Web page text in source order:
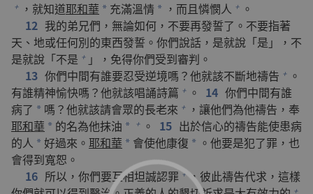
+ ， 就知道耶和華 * 充滿溫情 * ， 而且憐憫人 + 。
12 我的弟兄們 ， 無論如何 ， 不要再發誓了 。 不要指著
天 、 地或任何別的東西發誓 。 你們說話 ， 是就說 「是 」， 不
是就說 「不是 + 」， 免得你們受到審判 。
13 你們中間有誰要忍受逆境嗎 ？他就該不斷地禱告 + 。
有誰精神愉快嗎 ？他就該唱誦詩篇 + 。 14 你們中間有誰
病了 * 嗎 ？他就該請會眾的長老來 + ， 讓他們為他禱告 ， 奉
耶和華 * 的名為他抹油 * + 。 15 出於信心的禱告能使患病
的人 * 好過來 。 耶和華 * 會使他康復 * 。 他要是犯了罪 ， 也
會得到寬恕 。
16 所以 ， 你們要互相坦誠認罪 + ，彼此禱告代求 ， 這樣
+